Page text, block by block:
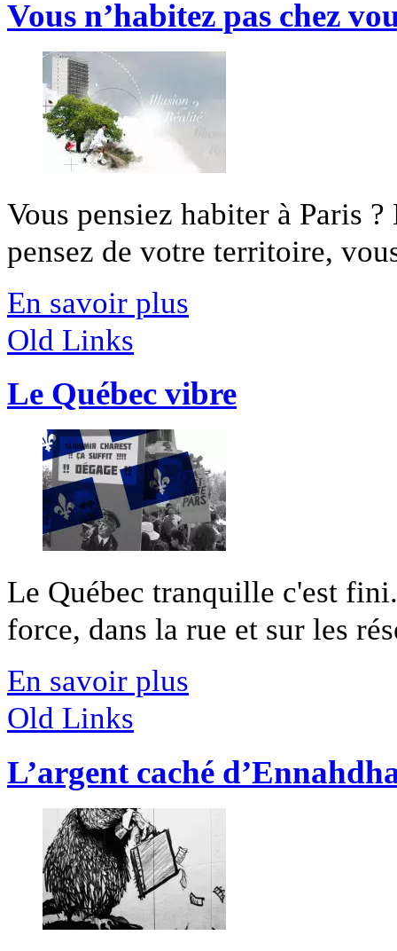
Vous n’habitez pas chez
Vous pensiez habiter à Paris
pensez de votre territoire,
En savoir plus
Old Links
Le Québec vibre
Le Québec tranquille c'est
force, dans la rue et sur les
En savoir plus
Old Links
L’argent caché